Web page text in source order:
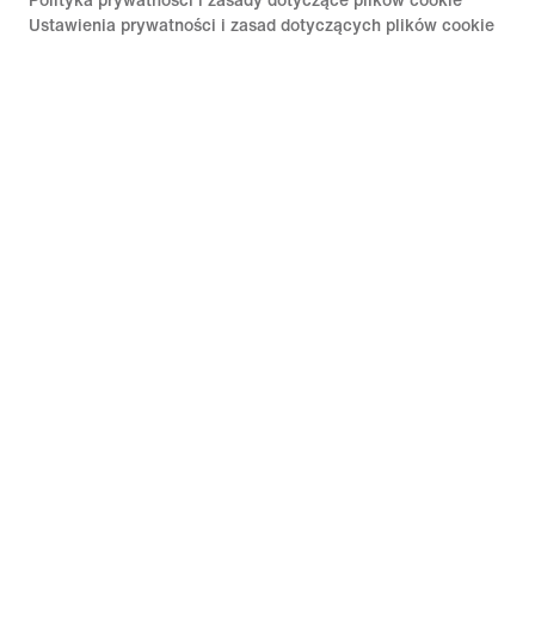
Ustawienia prywatności i zasad dotyczących plików cookie